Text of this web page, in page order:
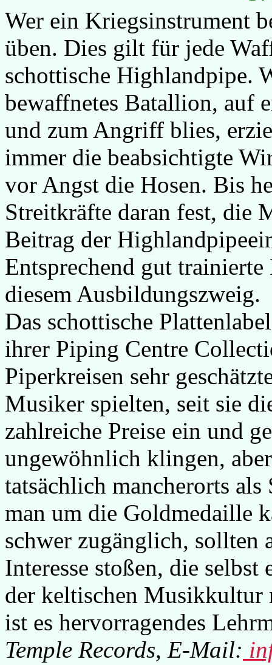
Wer ein Kriegsinstrument
üben. Dies gilt für jede
schottische Highlandpipe.
bewaffnetes Batallion, auf
und zum Angriff blies,
immer die beabsichtigte
vor Angst die Hosen. Bis
Streitkräfte daran fest, die
Beitrag der
Entsprechend gut
diesem Ausbildungszweig.
Das schottische
ihrer Piping Centre
Piperkreisen sehr
Musiker spielten, seit sie
zahlreiche Preise ein und
ungewöhnlich klingen,
tatsächlich mancherorts
man um die Goldmedaille
schwer zugänglich, sollten
Interesse stoßen, die
der keltischen Musikkultur
ist es hervorragendes
Temple Records, E-Mail: